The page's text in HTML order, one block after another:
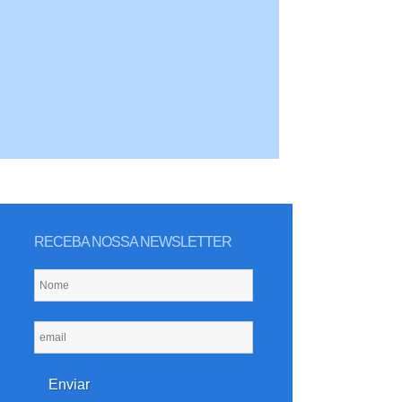
RECEBA NOSSA NEWSLETTER